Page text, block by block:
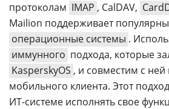
протоколам IMAP , CalDAV,
Mailion поддерживает
операционные системы .
иммунного подхода, которые
KasperskyOS , и совместим с ней
мобильного клиента. Этот
ИТ-системе исполнять свое